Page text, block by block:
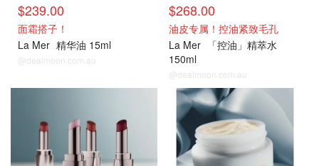
$239.00
面霜搭子！
La Mer 精华油 15ml
@dealmoon.com.au
$268.00
油皮专属！控油紧致毛孔
La Mer
「控油」精萃水
150ml
@dealmoon.com.au
热门单品